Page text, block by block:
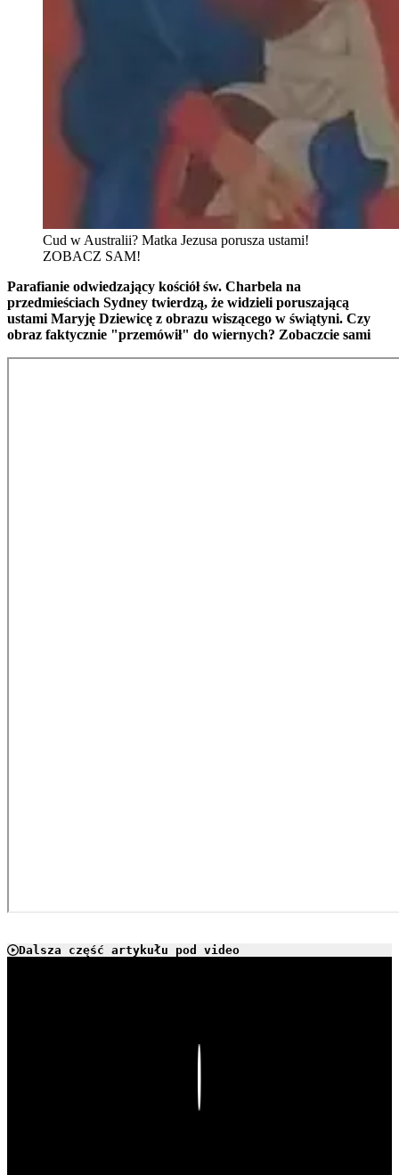
Cud w Australii? Matka Jezusa porusza ustami!
ZOBACZ SAM!
Parafianie odwiedzający kościół św. Charbela na
przedmieściach Sydney twierdzą, że widzieli poruszającą
ustami Maryję Dziewicę z obrazu wiszącego w świątyni. Czy
obraz faktycznie "przemówił" do wiernych? Zobaczcie sami
Dalsza część artykułu pod video